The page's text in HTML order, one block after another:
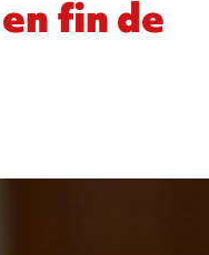
fin de